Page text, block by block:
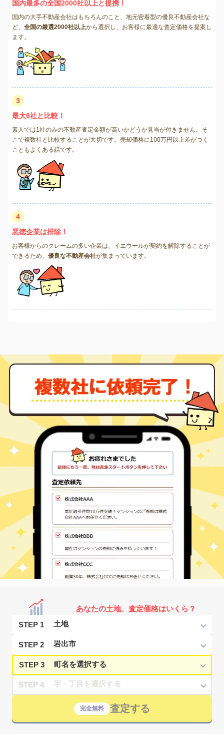
国内最多の全国2000社以上と提携！
国内の大手不動産会社はもちろんのこと、地元密着型の優良不動産会社な
ど、 全国の厳選2000社以上から選択し、お客様に最適な査定価格を提案し
ます。
3
最大6社と比較！
素人では1社のみの不動産査定金額が高いかどうか見当が付きません。そ
こで複数社と比較することが大切です。売却価格に100万円以上差がつく
こともよくある話です。
4
悪徳企業は排除！
お客様からのクレームの多い企業は、イエウールが契約を解除することが
できるため、 優良な不動産会社が集まっています。
あなたの土地、査定価格はいくら？
STEP 1
STEP 2
STEP 3
STEP 4
完全無料 査定する